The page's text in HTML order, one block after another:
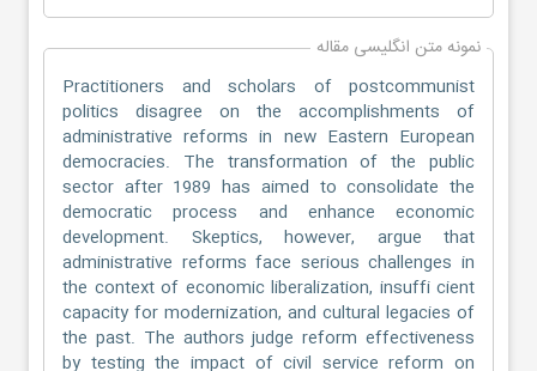
نمونه متن انگلیسی مقاله
Practitioners and scholars of postcommunist
politics disagree on the accomplishments of
administrative reforms in new Eastern European
democracies. The transformation of the public
sector after 1989 has aimed to consolidate the
democratic process and enhance economic
development. Skeptics, however, argue that
administrative reforms face serious challenges in
the context of economic liberalization, insuffi cient
capacity for modernization, and cultural legacies of
the past. The authors judge reform effectiveness
by testing the impact of civil service reform on